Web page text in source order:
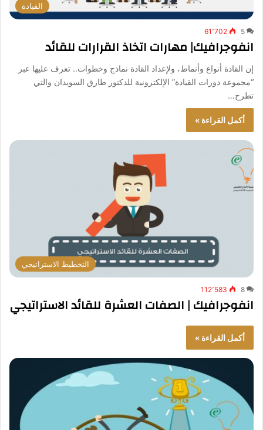
القيادة
5 61٬702
انفوجرافيك| مهارات اتخاذ القرارات للقائد
إن القادة أنواع وأنماط، ولإعداد القادة نماذج وخطوات.. تعرف عليها عبر
“مجموعة دورات القيادة” الإلكترونية للدكتور طارق السويدان والتي
تطرح…
أكمل القراءة »
التخطيط الاستراتيجي
8 112٬583
انفوجرافيك | الصفات العشرة للقائد الاستراتيجي
أكمل القراءة »